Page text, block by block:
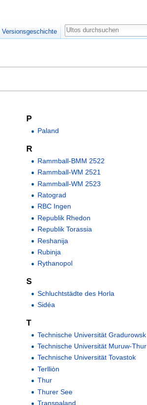
P
Paland
R
Rammball-BMM 2522
Rammball-WM 2521
Rammball-WM 2523
Ratograd
RBC Ingen
Republik Rhedon
Republik Torassia
Reshanija
Rubinja
Rythanopol
S
Schluchtstädte des Horla
Sidéa
T
Technische Universität Gradurowsk
Technische Universität Muruw-Thur
Technische Universität Tovastok
Terlliòn
Thur
Thurer See
Transpaland
Versionsgeschichte
Suche